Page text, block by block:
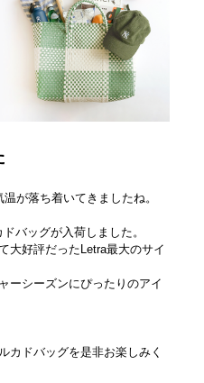
が落ち着いてきましたね。
バッグが入荷しました。
大好評だったLetra最大のサイ
ーシーズンにぴったりのアイ
カドバッグを是非お楽しみく